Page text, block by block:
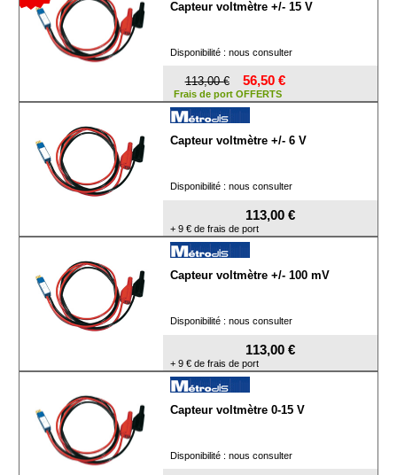
Capteur voltmètre +/- 15 V
Disponibilité : nous consulter
113,00 € 56,50 €
Frais de port OFFERTS
Capteur voltmètre +/- 6 V
Disponibilité : nous consulter
113,00 €
+ 9 € de frais de port
Capteur voltmètre +/- 100 mV
Disponibilité : nous consulter
113,00 €
+ 9 € de frais de port
Capteur voltmètre 0-15 V
Disponibilité : nous consulter